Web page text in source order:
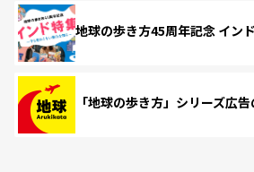
地球の歩き方45周年記念 イン
「地球の歩き方」シリーズ広